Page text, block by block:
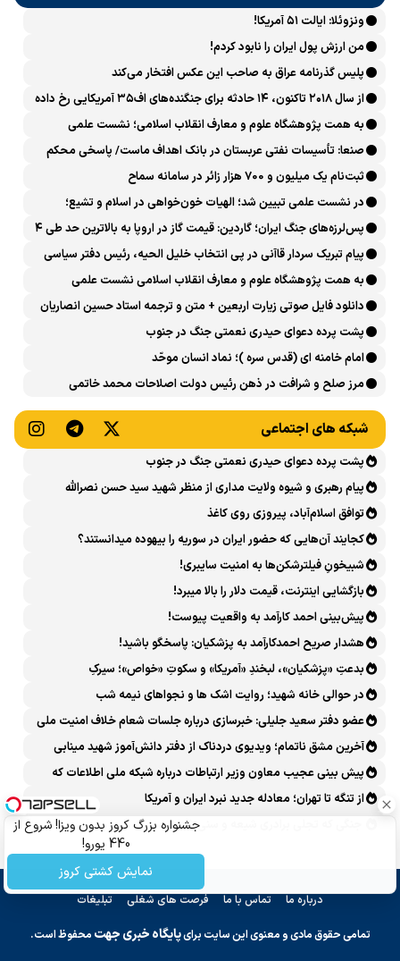
جشنواره بزرگ کروز بدون ویزا! شروع از
440 یورو!
نمایش کشتی کروز
ونزوئلا: ایالت ۵۱ آمریکا!
من ارزش پول ایران را نابود کردم!
پلیس گذرنامه عراق به صاحب این عکس افتخار می‌کند
از سال ۲۰۱۸ تاکنون، ۱۴ حادثه برای جنگنده‌های اف۳۵ آمریکایی رخ داده
است
به همت پژوهشگاه علوم و معارف انقلاب اسلامی؛ نشست علمی
«اربعین حسینی در منظومه فکری رهبر شهید، امام خامنه‌ای» برگزار
می‌شود
صنعا: تأسیسات نفتی عربستان در بانک اهداف ماست/ پاسخی محکم
می‌دهیم
ثبت‌نام یک میلیون و 700 هزار زائر در سامانه سماح ‌
در نشست علمی تبیین شد؛ الهیات خون‌خواهی در اسلام و تشیع؛
انتقام، عدالت، بازدارندگی و مقابله با جریان سلطه
پس‌لرزه‌های جنگ ایران؛ گاردین: قیمت گاز در اروپا به بالاترین حد طی ۴
ماه اخیر رسید
پیام تبریک سردار قاآنی در پی انتخاب خلیل الحیه، رئیس دفتر سیاسی
حماس
به همت پژوهشگاه علوم و معارف انقلاب اسلامی نشست علمی
«بازخوانی الهیاتِ انتقام و خون‌خواهی در تاریخ اسلام و انقلاب اسلامی»
برگزار می‌شود
دانلود فایل صوتی زیارت اربعین + متن و ترجمه استاد حسین انصاریان
پشت پرده دعوای حیدری نعمتی جنگ در جنوب
امام خامنه ای (قدس سره )؛ نماد انسان موحّد
مرز صلح و شرافت در ذهن رئیس دولت اصلاحات محمد خاتمی
شبکه های اجتماعی
پشت پرده دعوای حیدری نعمتی جنگ در جنوب
پیام رهبری و شیوه ولایت مداری از منظر شهید سید حسن نصرالله
توافق اسلام‌آباد، پیروزی روی کاغذ
کجایند آن‌هایی که حضور ایران در سوریه را بیهوده میدانستند؟
شبیخونِ فیلترشکن‌ها به امنیت سایبری!
بازگشایی اینترنت، قیمت دلار را بالا میبرد!
پیش‌بینی احمد کارآمد به واقعیت پیوست!
هشدار صریح احمدکارآمد به پزشکیان: پاسخگو باشید!
بدعتِ «پزشکیان»، لبخندِ «آمریکا» و سکوتِ «خواص»؛ سیرکِ
قانون‌گریزی در روز روشن!
در حوالی خانه شهید؛ روایت اشک ها و نجواهای نیمه شب
عضو دفتر سعید جلیلی: خبرسازی درباره جلسات شعام خلاف امنیت ملی
است
آخرین مشق ناتمام؛ ویدیوی دردناک از دفتر دانش‌آموز شهید مینابی
پربازدید شد
پیش بینی عجیب معاون وزیر ارتباطات درباره شبکه ملی اطلاعات که
محقق هم نشد!
از تنگه تا تهران؛ معادله جدید نبرد ایران و آمریکا
جنگی که تجلی برادری شیعه و سنی شد
درباره ما تماس با ما فرصت های شغلی تبلیغات
تمامی حقوق مادی و معنوی این سایت برایپایگاه خبری جهت محفوظ است.